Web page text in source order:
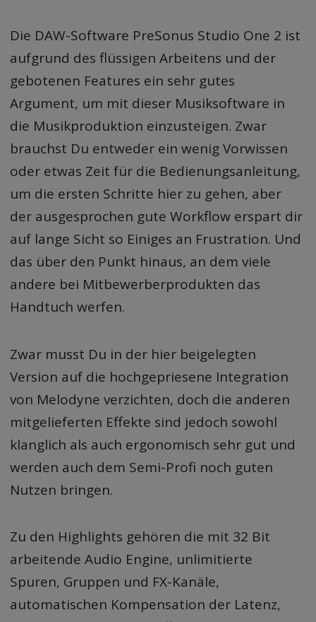
Die DAW-Software PreSonus Studio One 2 ist
aufgrund des flüssigen Arbeitens und der
gebotenen Features ein sehr gutes
Argument, um mit dieser Musiksoftware in
die Musikproduktion einzusteigen. Zwar
brauchst Du entweder ein wenig Vorwissen
oder etwas Zeit für die Bedienungsanleitung,
um die ersten Schritte hier zu gehen, aber
der ausgesprochen gute Workflow erspart dir
auf lange Sicht so Einiges an Frustration. Und
das über den Punkt hinaus, an dem viele
andere bei Mitbewerberprodukten das
Handtuch werfen.
Zwar musst Du in der hier beigelegten
Version auf die hochgepriesene Integration
von Melodyne verzichten, doch die anderen
mitgelieferten Effekte sind jedoch sowohl
klanglich als auch ergonomisch sehr gut und
werden auch dem Semi-Profi noch guten
Nutzen bringen.
Zu den Highlights gehören die mit 32 Bit
arbeitende Audio Engine, unlimitierte
Spuren, Gruppen und FX-Kanäle,
automatischen Kompensation der Latenz,